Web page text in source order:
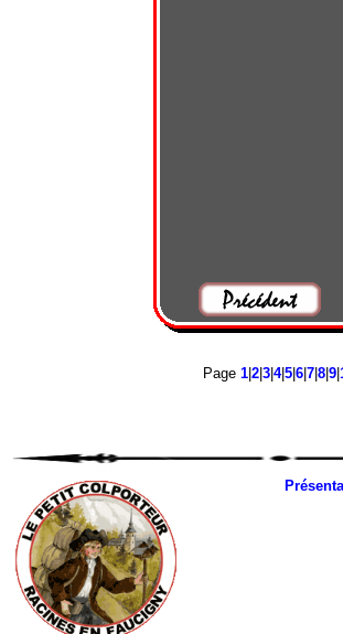
Page 1| 2| 3| 4|5| 6| 7| 8| 9|